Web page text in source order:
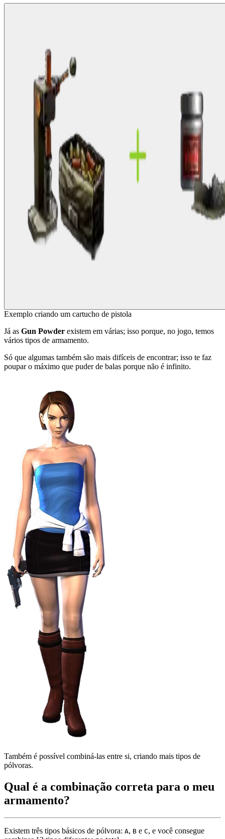
Exemplo criando um cartucho de pistola
Já as Gun Powder existem em várias; isso porque, no jogo, temos
vários tipos de armamento.
Só que algumas também são mais difíceis de encontrar; isso te faz
poupar o máximo que puder de balas porque não é infinito.
Também é possível combiná-las entre si, criando mais tipos de
pólvoras.
Qual é a combinação correta para o meu
armamento?
Existem três tipos básicos de pólvora: A, B e C, e você consegue